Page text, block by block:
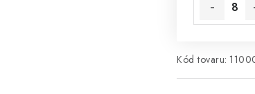
Kód tovaru: